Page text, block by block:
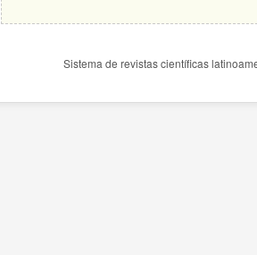
Sistema de revistas científicas